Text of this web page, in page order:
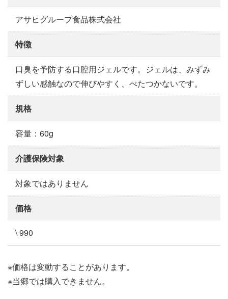
アサヒグループ食品株式会社
特徴
口臭を予防する口腔用ジェルです。ジェルは、みずみ
ずしい感触なので伸びやすく、べたつかないです。
規格
容量：60g
介護保険対象
対象ではありません
価格
\ 990
※価格は変動することがあります。
※当郷では購入できません。